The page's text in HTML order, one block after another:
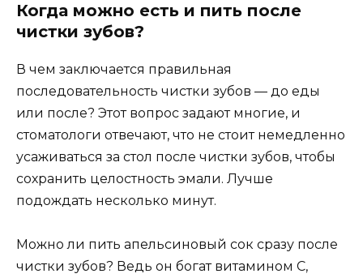
Когда можно есть и пить после
чистки зубов?
В чем заключается правильная
последовательность чистки зубов — до еды
или после? Этот вопрос задают многие, и
стоматологи отвечают, что не стоит немедленно
усаживаться за стол после чистки зубов, чтобы
сохранить целостность эмали. Лучше
подождать несколько минут.
Можно ли пить апельсиновый сок сразу после
чистки зубов? Ведь он богат витамином C,